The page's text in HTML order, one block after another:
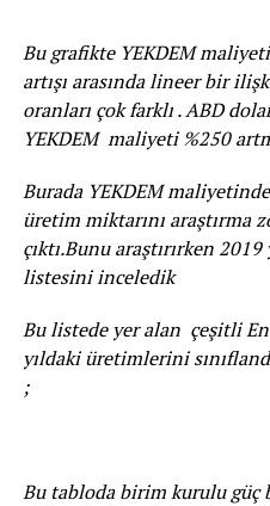
Bu grafikte YEKDEM
artışı arasında lineer bir
oranları çok farklı . ABD
YEKDEM maliyeti %250
Burada YEKDEM
üretim miktarını araştırma
çıktı.Bunu araştırırken 2019
listesini inceledik
Bu listede yer alan çeşitli
yıldaki üretimlerini
;
Bu tabloda birim kurulu güç